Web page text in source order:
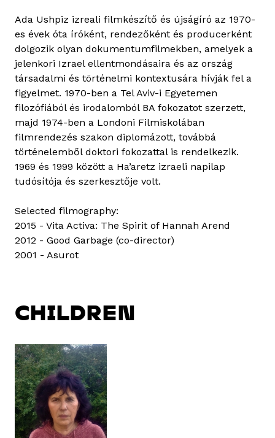
Ada Ushpiz izreali filmkészítő és újságíró az 1970-
es évek óta íróként, rendezőként és producerként
dolgozik olyan dokumentumfilmekben, amelyek a
jelenkori Izrael ellentmondásaira és az ország
társadalmi és történelmi kontextusára hívják fel a
figyelmet. 1970-ben a Tel Aviv-i Egyetemen
filozófiából és irodalomból BA fokozatot szerzett,
majd 1974-ben a Londoni Filmiskolában
filmrendezés szakon diplomázott, továbbá
történelemből doktori fokozattal is rendelkezik.
1969 és 1999 között a Ha’aretz izraeli napilap
tudósítója és szerkesztője volt.
Selected filmography:
2015 - Vita Activa: The Spirit of Hannah Arend
2012 - Good Garbage (co-director)
2001 - Asurot
CHILDREN